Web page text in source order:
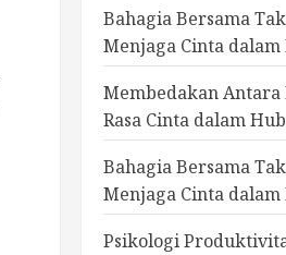
Bahagia Bersama
Menjaga Cinta dalam
Membedakan Antara
Rasa Cinta dalam
Bahagia Bersama
Menjaga Cinta dalam
Psikologi